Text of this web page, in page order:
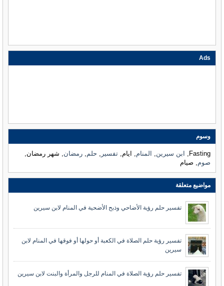
Ads
وسوم
Fasting, ابن سيرين, المنام, ايام,تفسير , حلم,رمضان, شهر رمضان,
صوم, صيام
مواضيع متعلقة
تفسير حلم رؤية الأضاحي وذبح الأضحية في المنام لابن سيرين
تفسير رؤية حلم الصلاة في الكعبة أو حولها أو فوقها في المنام لابن
سيرين
تفسير حلم رؤية الصلاة في المنام للرجل والمرأة والبنت لابن سيرين